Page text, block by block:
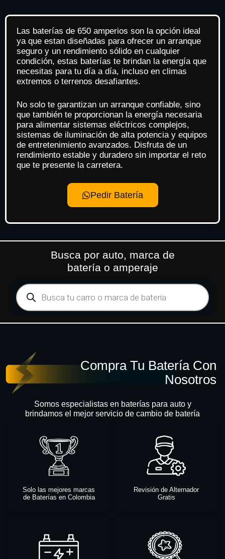
Las baterías de 650 amperios son la opción ideal
ya que estan diseñadas para ofrecer un arranque
seguro y un rendimiento sólido en cualquier
condición, estas baterías te brindan la energía que
necesitas para tu día a día, incluso en climas
extremos o terrenos desafiantes.
No solo te garantizan un arranque confiable, sino
que también te proporcionan la energía necesaria
para alimentar sistemas eléctricos complejos,
sistemas de iluminación de alta potencia y equipos
de entretenimiento avanzados. Disfruta de un
rendimiento estable y duradero sin importar el reto
que te presente la carretera.
Pedir Batería
Busca por auto, marca de
batería o amperaje
Compra Tu Batería Con
Nosotros
Somos especialistas en baterías para auto y
brindamos el mejor servicio de cambio de batería
Solo las mejores marcas
de Baterías en Colombia
Revisión de Alternador
Gratis